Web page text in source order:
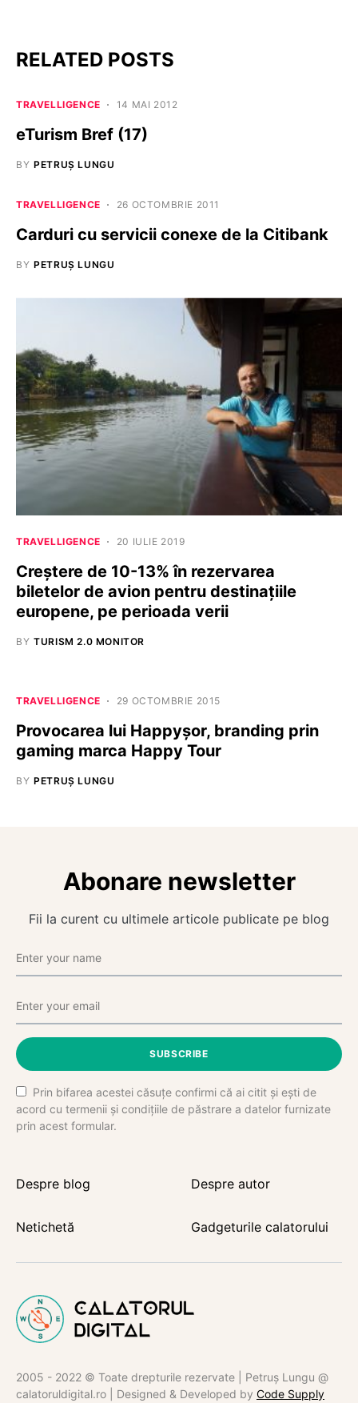
RELATED POSTS
TRAVELLIGENCE 14 MAI 2012
eTurism Bref (17)
BY PETRUȘ LUNGU
TRAVELLIGENCE 26 OCTOMBRIE 2011
Carduri cu servicii conexe de la Citibank
BY PETRUȘ LUNGU
TRAVELLIGENCE 20 IULIE 2019
Creștere de 10-13% în rezervarea
biletelor de avion pentru destinațiile
europene, pe perioada verii
BY TURISM 2.0 MONITOR
TRAVELLIGENCE 29 OCTOMBRIE 2015
Provocarea lui Happyșor, branding prin
gaming marca Happy Tour
BY PETRUȘ LUNGU
Abonare newsletter
Fii la curent cu ultimele articole publicate pe blog
SUBSCRIBE
Prin bifarea acestei căsuțe confirmi că ai citit și ești de
acord cu termenii și condițiile de păstrare a datelor furnizate
prin acest formular.
Despre blog Despre autor
Netichetă Gadgeturile calatorului
2005 - 2022 © Toate drepturile rezervate | Petruș Lungu @
calatoruldigital.ro | Designed & Developed by Code Supply